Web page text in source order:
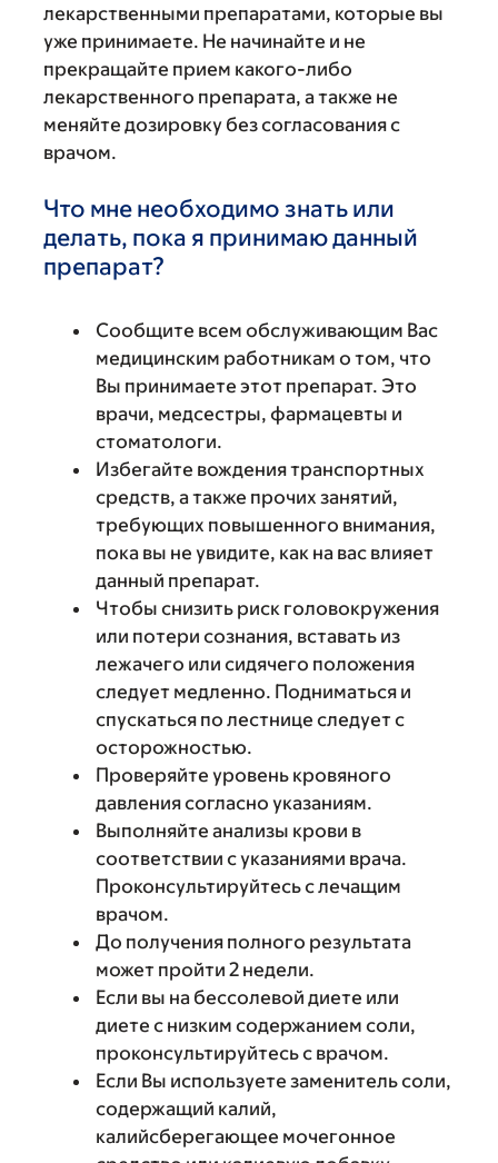
лекарственными препаратами, которые вы
уже принимаете. Не начинайте и не
прекращайте прием какого-либо
лекарственного препарата, а также не
меняйте дозировку без согласования с
врачом.
Что мне необходимо знать или
делать, пока я принимаю данный
препарат?
Сообщите всем обслуживающим Вас
медицинским работникам о том, что
Вы принимаете этот препарат. Это
врачи, медсестры, фармацевты и
стоматологи.
Избегайте вождения транспортных
средств, а также прочих занятий,
требующих повышенного внимания,
пока вы не увидите, как на вас влияет
данный препарат.
Чтобы снизить риск головокружения
или потери сознания, вставать из
лежачего или сидячего положения
следует медленно. Подниматься и
спускаться по лестнице следует с
осторожностью.
Проверяйте уровень кровяного
давления согласно указаниям.
Выполняйте анализы крови в
соответствии с указаниями врача.
Проконсультируйтесь с лечащим
врачом.
До получения полного результата
может пройти 2 недели.
Если вы на бессолевой диете или
диете с низким содержанием соли,
проконсультируйтесь с врачом.
Если Вы используете заменитель соли,
содержащий калий,
калийсберегающее мочегонное